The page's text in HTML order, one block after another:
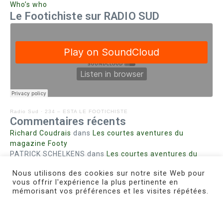
Who’s who
Le Footichiste sur RADIO SUD
Radio Sud · 234 – ESTA LE FOOTICHISTE
Commentaires récents
Richard Coudrais dans Les courtes aventures du
magazine Footy
PATRICK SCHELKENS dans Les courtes aventures du
Bohn fabiennedans Intrigues sanglantes à Mulhouse
Steph. RUTA dansLust for Nice
Nous utilisons des cookies sur notre site Web pour
vous offrir l'expérience la plus pertinente en
mémorisant vos préférences et les visites répétées.